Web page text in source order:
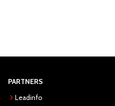
PARTNERS
Leadinfo